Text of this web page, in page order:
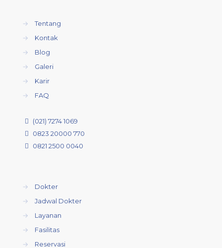
→
Tentang
→
Kontak
→
Blog
→
Galeri
→
Karir
→
FAQ
(021) 7274 1069
0823 20000 770
0821 2500 0040
→
Dokter
→
Jadwal Dokter
→
Layanan
→
Fasilitas
→
Reservasi